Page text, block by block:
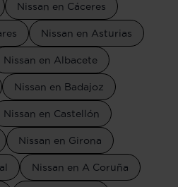
Nissan en Cáceres
Nissan en Asturias
Nissan en Albacete
Nissan en Badajoz
Nissan en Castellón
Nissan en Girona
Nissan en A Coruña